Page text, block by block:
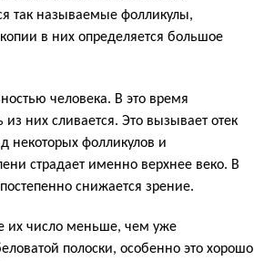
так называемые фолликулы,
в них определяется большое
человека. В это время
из них сливается. Это вызывает отек
некоторых фолликулов и
страдает именно верхнее веко. В
снижается зрение.
их число меньше, чем уже
полоски, особенно это хорошо